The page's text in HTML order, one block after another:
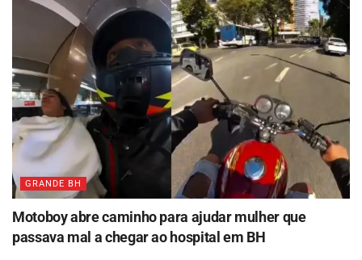
GRANDE BH
Motoboy abre caminho para ajudar mulher que
passava mal a chegar ao hospital em BH